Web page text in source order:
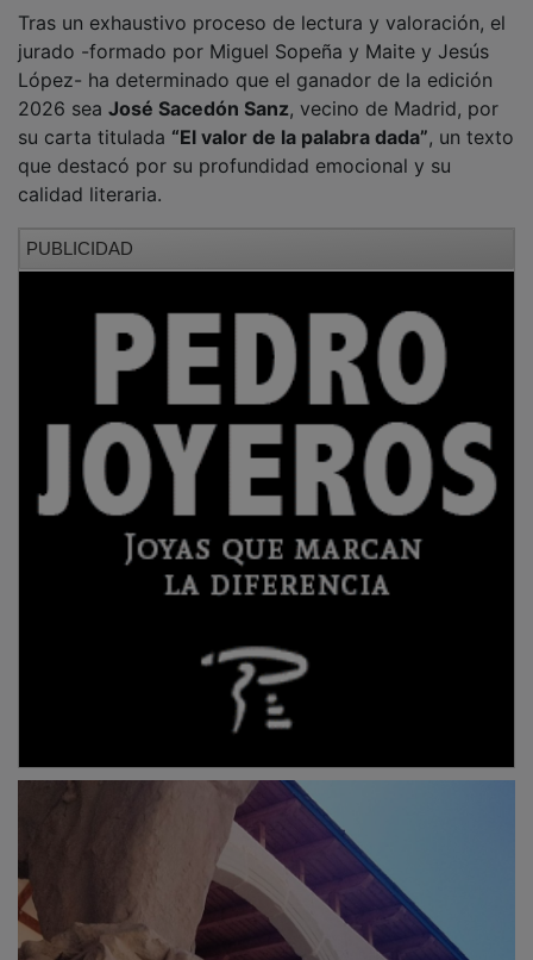
jurado -formado por Miguel Sopeña y Maite y Jesús
López- ha determinado que el ganador de la edición
2026 sea José Sacedón Sanz , vecino de Madrid, por
su carta titulada“El valor de la palabra dada”, un texto
que destacó por su profundidad emocional y su
calidad literaria.